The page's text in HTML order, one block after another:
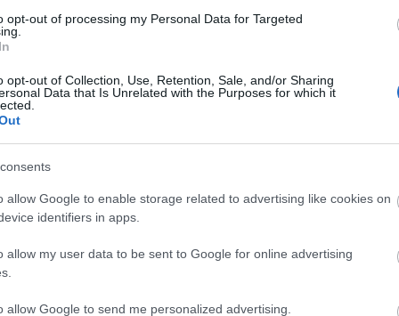
opt-out of processing my Personal Data for Targeted
opt-out of Collection, Use, Retention, Sale, and/or Sharing
Data that Is Unrelated with the Purposes for which it
allow Google to enable storage related to advertising like cookies on
identifiers in apps.
allow my user data to be sent to Google for online advertising
allow Google to send me personalized advertising.
győztes
aLordi, valamint aBattle Beastkorábbi
meglepte a rajongókat: egy igazán különleges,
rock himnusza, aHard Rock Hallelujah saját, pop-
a csapat Noora Louhimóval karöltve elkészítette
a
a Lordi eurovíziós győzelmének huszadik
egy sokkal izgalmasabb elképzelés: a
)